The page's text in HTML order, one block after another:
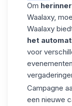
Om
Waalaxy,
Waalaxy
het
voor
Campagne
een nieuwe